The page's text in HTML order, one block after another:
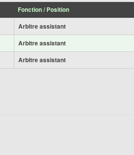
Fonction / Position
Arbitre assistant
Arbitre assistant
Arbitre assistant